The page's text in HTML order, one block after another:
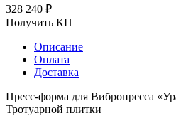
328 240 ₽
Получить КП
Описание
Оплата
Доставка
Пресс-форма для Вибропресса
Тротуарной плитки